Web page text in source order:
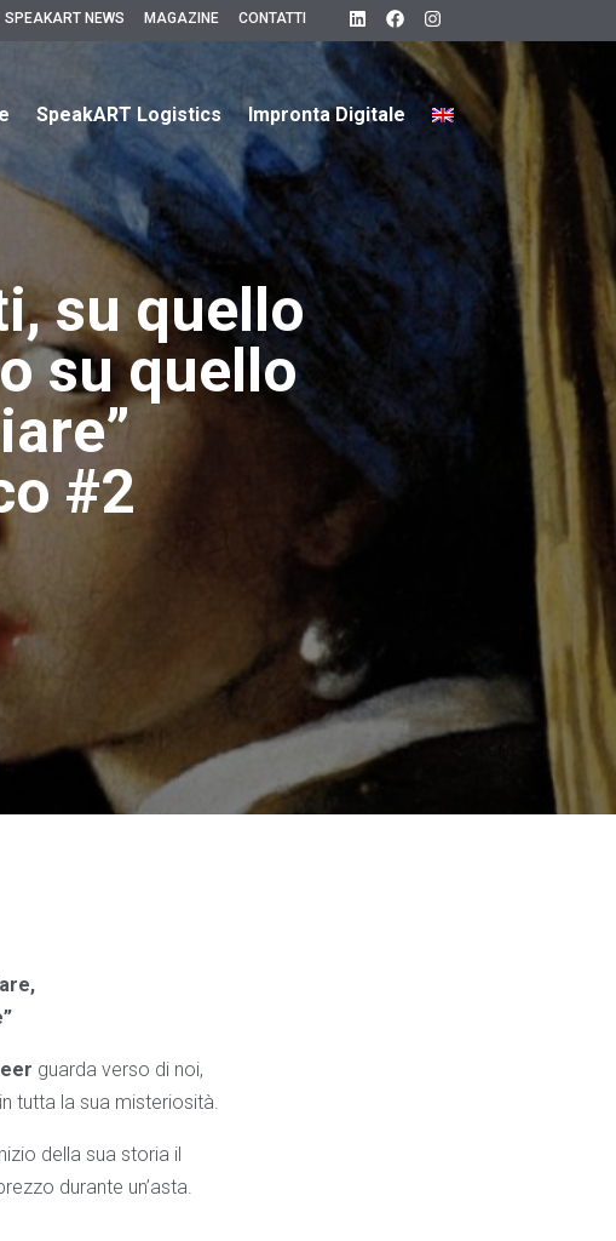
SPEAKART NEWS MAGAZINE CONTATTI
SpeakART Logistics Impronta Digitale
su quello
su quello
#2
guarda verso di noi,
tutta la sua misteriosità.
della sua storia il
durante un’asta.